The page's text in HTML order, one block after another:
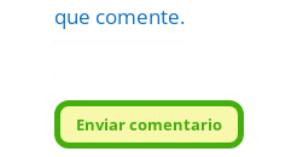
que comente.
Enviar comentario